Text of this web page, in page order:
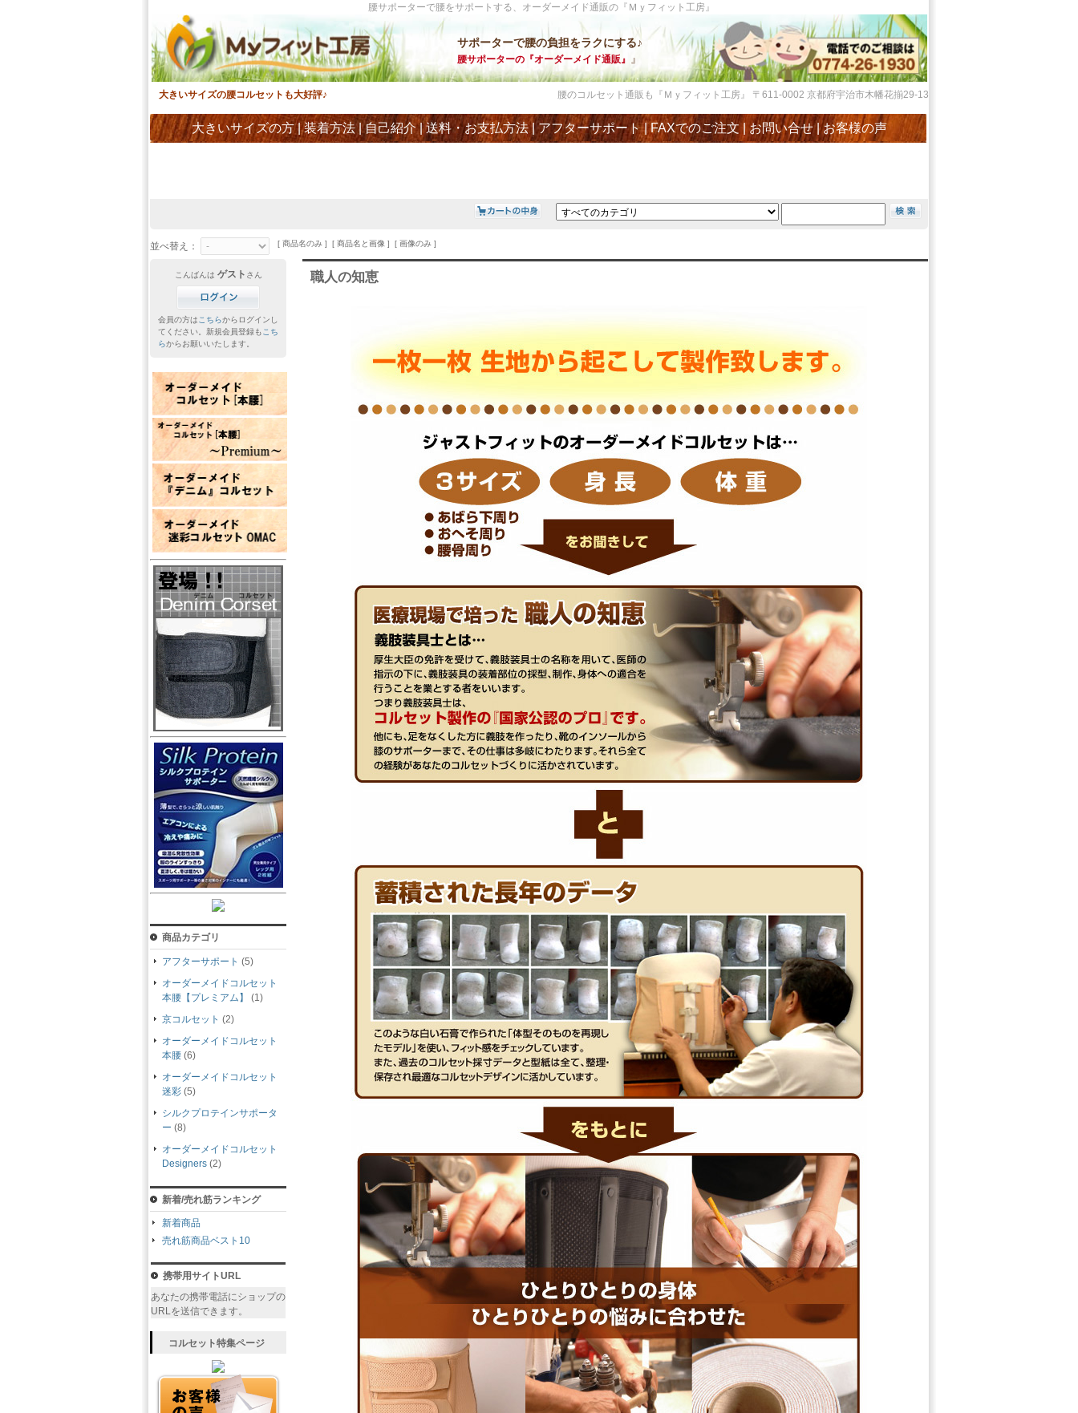
腰サポーターで腰をサポートする、オーダーメイド通販の『Ｍｙフィット工房』
サポーターで腰の負担をラクにする♪
腰サポーターの『オーダーメイド通販』 』
大きいサイズの腰コルセットも大好評♪ 腰のコルセット通販も『Ｍｙフィット工房』 〒611-0002 京都府宇治市木幡花揃29-13
大きいサイズの方|装着方法 |自己紹介|送料・お支払方法|アフターサポート|FAXでのご注文 お問い合せ|お客様の声
並べ替え： [ 商品名のみ ] [ 商品名と画像 ] [ 画像のみ ]
職人の知恵
こんばんは ゲスト さん
会員の方はこちらからログインし
てください。新規会員登録もこち
らからお願いいたします。
商品カテゴリ
アフターサポート (5)
オーダーメイドコルセット
本腰【プレミアム】
(1)
京コルセット (2)
オーダーメイドコルセット
本腰 (6)
オーダーメイドコルセット
迷彩 (5)
シルクプロテインサポータ
ー (8)
オーダーメイドコルセット
Designers (2)
新着/売れ筋ランキング
新着商品
売れ筋商品ベスト10
携帯用サイトURL
あなたの携帯電話にショップの
URLを送信できます。
コルセット特集ページ